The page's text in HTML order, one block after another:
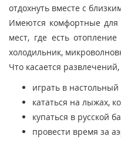
отдохнуть вместе с
Имеются комфортные
мест, где есть
холодильник,
Что касается
играть в
кататься на лыжах,
купаться в русской
провести время за